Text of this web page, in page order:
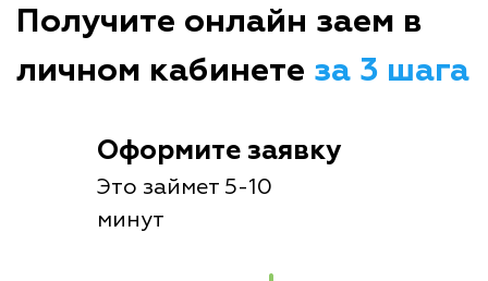
Получите онлайн заем в
личном кабинете за 3 шага
Оформите заявку
Это займет 5-10
минут